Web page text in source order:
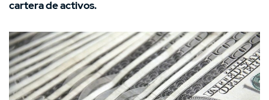
cartera de activos.